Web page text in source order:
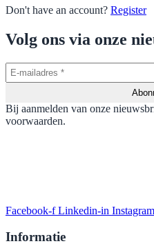
Don't have an account? Register
Volg ons via onze
Bij aanmelden van onze
voorwaarden.
Facebook-f Linkedin-in Instagram
Informatie